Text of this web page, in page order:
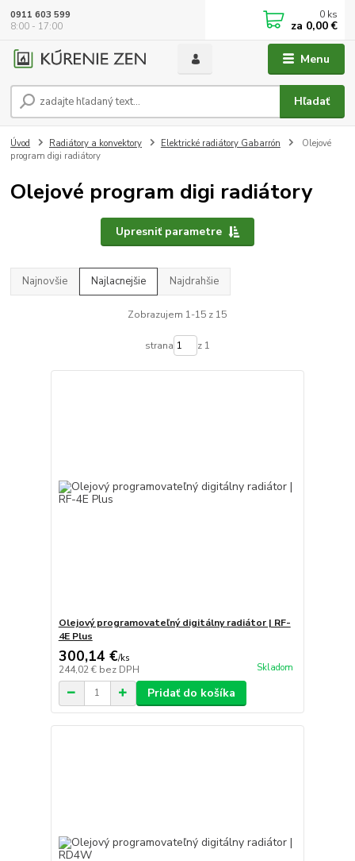
Menu
Hľadať
0911 603 599
8:00 - 17:00
0 ks
za 0,00 €
Úvod Radiátory a konvektory Elektrické radiátory Gabarrón
Olejové
program digi radiátory
Olejové program digi radiátory
Upresniť parametre
Najnovšie Najlacnejšie Najdrahšie
Zobrazujem 1-15 z 15
strana z 1
Olejový programovateľný digitálny radiátor | RF-
4E Plus
300,14 €/ks
244,02 € bez DPH Skladom
Pridať do košíka